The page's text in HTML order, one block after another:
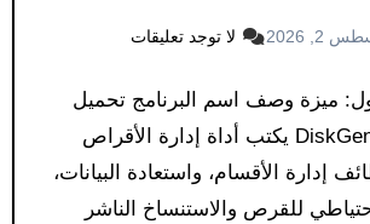
2, 2026 لا توجد تعليقات
ميزة وصف اسم البرنامج تحميل
برنامج DiskGenius يكتب أداة إدارة الأقراص
إدارة الأقسام، واستعادة البيانات،
للقرص والاستنساخ الناشر